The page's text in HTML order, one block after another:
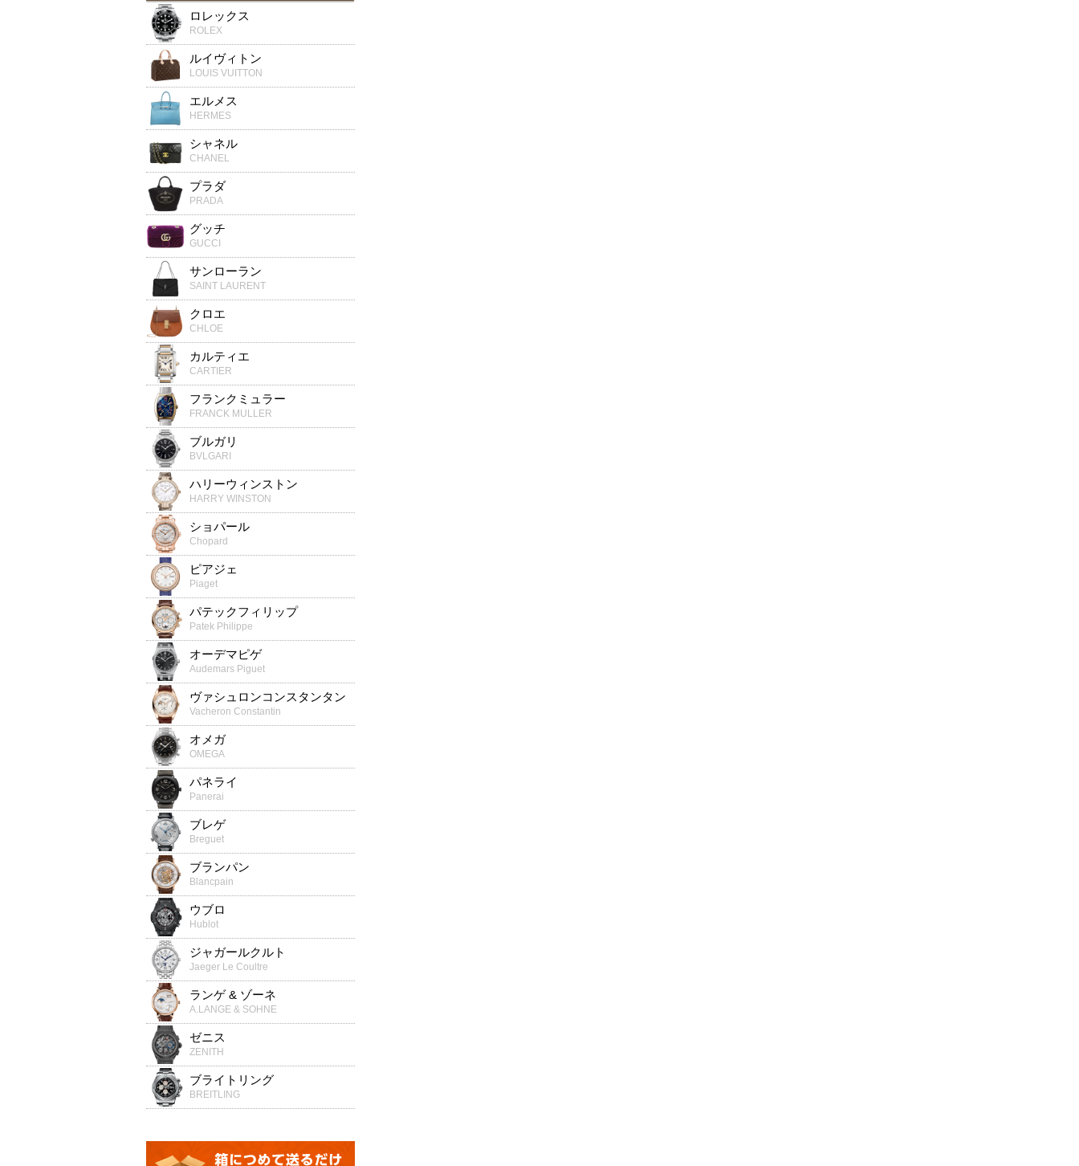
ロレックス
ROLEX
ルイヴィトン
LOUIS VUITTON
エルメス
HERMES
シャネル
CHANEL
プラダ
PRADA
グッチ
GUCCI
サンローラン
SAINT LAURENT
クロエ
CHLOE
カルティエ
CARTIER
フランクミュラー
FRANCK MULLER
ブルガリ
BVLGARI
ハリーウィンストン
HARRY WINSTON
ショパール
Chopard
ピアジェ
Piaget
パテックフィリップ
Patek Philippe
オーデマピゲ
Audemars Piguet
ヴァシュロンコンスタンタン
Vacheron Constantin
オメガ
OMEGA
パネライ
Panerai
ブレゲ
Breguet
ブランパン
Blancpain
ウブロ
Hublot
ジャガールクルト
Jaeger Le Coultre
ランゲ & ゾーネ
A.LANGE & SOHNE
ゼニス
ZENITH
ブライトリング
BREITLING